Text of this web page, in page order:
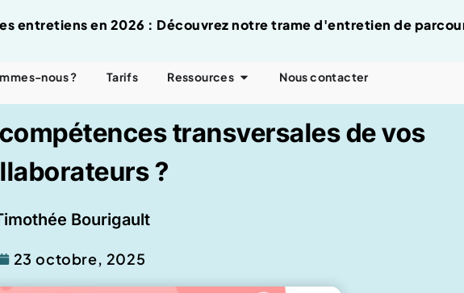
entretiens en 2026 : Découvrez notre trame d'entretien de
nous ? Tarifs Ressources Nous contacter
transversales de vos
?
Bourigault
23 octobre, 2025